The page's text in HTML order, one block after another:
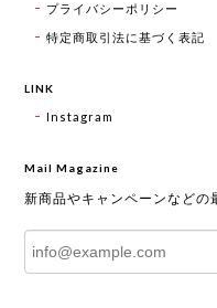
プライバシーポリシー
特定商取引法に基づく表記
LINK
Instagram
Mail Magazine
新商品やキャンペーンなどの